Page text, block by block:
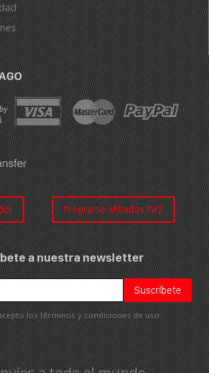
Programa afiliados RR2
a nuestra newsletter
los términos y condiciones de uso.